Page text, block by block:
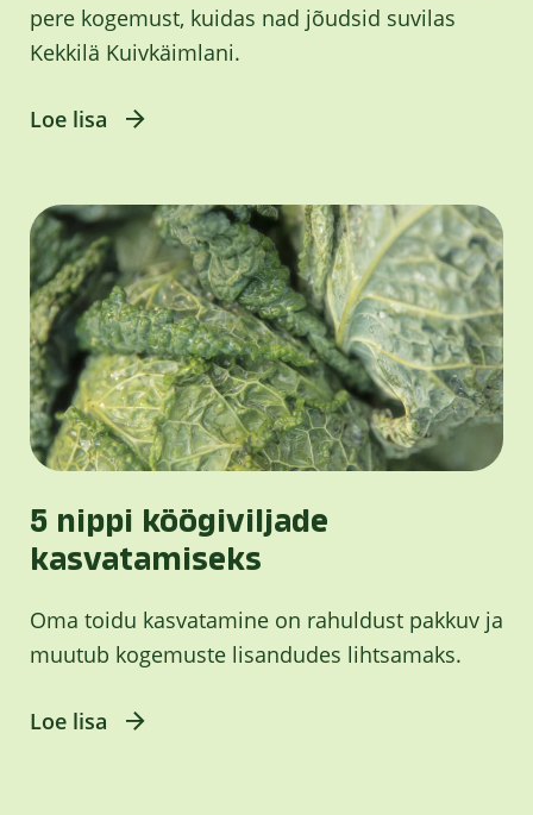
pere kogemust, kuidas nad jõudsid suvilas
Kekkilä Kuivkäimlani.
Loe lisa
5 nippi köögiviljade
kasvatamiseks
Oma toidu kasvatamine on rahuldust pakkuv ja
muutub kogemuste lisandudes lihtsamaks.
Loe lisa